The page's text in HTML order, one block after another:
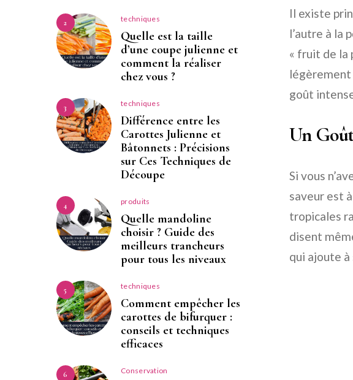
Il existe
l’autre à la
« fruit de la
légèrement
goût
Un
Si vous
saveur est
tropicales
disent
qui ajoute
2 techniques
Quelle est la taille
d’une coupe julienne et
comment la réaliser
chez vous ?
3 techniques
Différence entre les
Carottes Julienne et
Bâtonnets : Précisions
sur Ces Techniques de
Découpe
4 produits
Quelle mandoline
choisir ? Guide des
meilleurs trancheurs
pour tous les niveaux
5 techniques
Comment empêcher les
carottes de bifurquer :
conseils et techniques
efficaces
6 Conservation